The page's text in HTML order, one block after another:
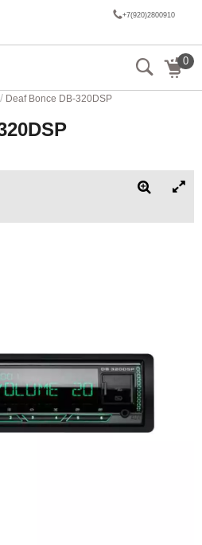
+7(920)2800910
0
/ Deaf Bonce DB-320DSP